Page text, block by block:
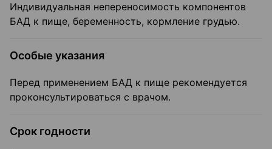
Индивидуальная непереносимость компонентов
БАД к пище, беременность, кормление грудью.
Особые указания
Перед применением БАД к пище рекомендуется
проконсультироваться с врачом.
Срок годности